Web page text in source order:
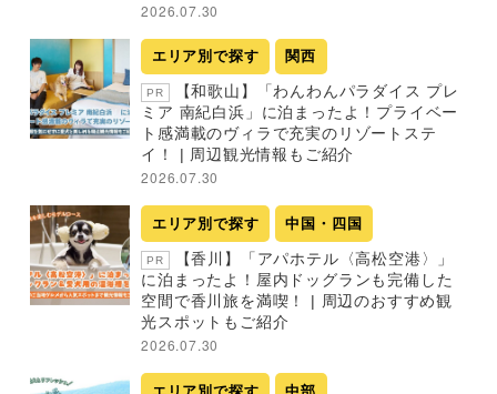
2026.07.30
エリア別で探す 関西
PR
【和歌山】「わんわんパラダイス プレ
ミア 南紀白浜」に泊まったよ！プライベー
ト感満載のヴィラで充実のリゾートステ
イ！ | 周辺観光情報もご紹介
2026.07.30
エリア別で探す 中国・四国
PR
【香川】「アパホテル〈高松空港〉」
に泊まったよ！屋内ドッグランも完備した
空間で香川旅を満喫！ | 周辺のおすすめ観
光スポットもご紹介
2026.07.30